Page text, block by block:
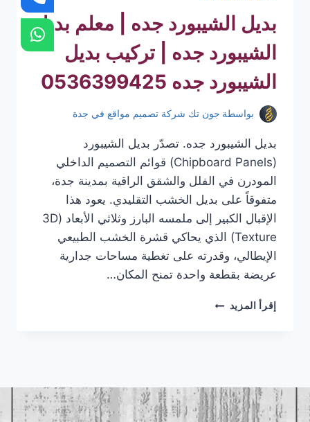
بديل الشيبورد جده | معلم بديل
الشيبورد جده | تركيب بديل
الشيبورد جده 0536399425
بواسطة جون تك شركة تصميم مواقع في جدة
بديل الشيبورد جده. تصدّر بديل الشيبورد
(Chipboard Panels) قوائم التصميم الداخلي
المودرن في الفلل والشقق الراقية بمدينة جدة،
متفوقاً على بديل الخشب التقليدي. يعود هذا
الإقبال الكبير إلى ملمسه البارز وثلاثي الأبعاد (3D
Texture) الذي يحاكي قشرة الخشب الطبيعي
الإيطالي، وقدرته على تغطية مساحات جدارية
عريضة بقطعة واحدة تمنح المكان…
إقرأ المزيد بديل
الشيبورد
جده
|